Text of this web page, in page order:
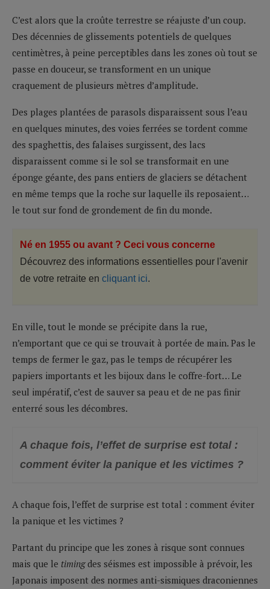
C’est alors que la croûte terrestre se réajuste d’un coup.
Des décennies de glissements potentiels de quelques
centimètres, à peine perceptibles dans les zones où tout se
passe en douceur, se transforment en un unique
craquement de plusieurs mètres d’amplitude.
Des plages plantées de parasols disparaissent sous l’eau
en quelques minutes, des voies ferrées se tordent comme
des spaghettis, des falaises surgissent, des lacs
disparaissent comme si le sol se transformait en une
éponge géante, des pans entiers de glaciers se détachent
en même temps que la roche sur laquelle ils reposaient…
le tout sur fond de grondement de fin du monde.
Né en 1955 ou avant ? Ceci vous concerne
Découvrez des informations essentielles pour l'avenir
de votre retraite en cliquant ici.
En ville, tout le monde se précipite dans la rue,
n’emportant que ce qui se trouvait à portée de main. Pas le
temps de fermer le gaz, pas le temps de récupérer les
papiers importants et les bijoux dans le coffre-fort… Le
seul impératif, c’est de sauver sa peau et de ne pas finir
enterré sous les décombres.
A chaque fois, l’effet de surprise est total :
comment éviter la panique et les victimes ?
A chaque fois, l’effet de surprise est total : comment éviter
la panique et les victimes ?
Partant du principe que les zones à risque sont connues
mais que le timingdes séismes est impossible à prévoir, les
Japonais imposent des normes anti-sismiques draconiennes